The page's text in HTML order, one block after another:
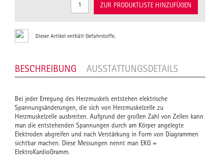
ZUR PRODUKTLISTE HINZUFÜGEN
Dieser Artikel enthält Gefahrstoffe.
BESCHREIBUNG AUSSTATTUNGSDETAILS
Bei jeder Erregung des Herzmuskels entstehen elektrische
Spannungsänderungen, die sich von Herzmuskelzelle zu
Herzmuskelzelle ausbreiten. Aufgrund der großen Zahl von Zellen kann
man die entstehenden Spannungen durch am Körper angelegte
Elektroden abgreifen und nach Verstärkung in Form von Diagrammen
sichtbar machen. Diese Messungen nennt man EKG =
ElektroKardioGramm.